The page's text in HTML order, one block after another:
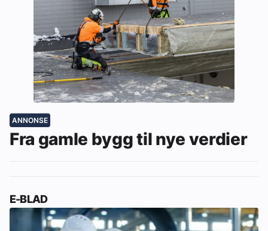
Aktuelle prosjekter
ANNONSE
Fra gamle bygg til nye verdier
E-BLAD